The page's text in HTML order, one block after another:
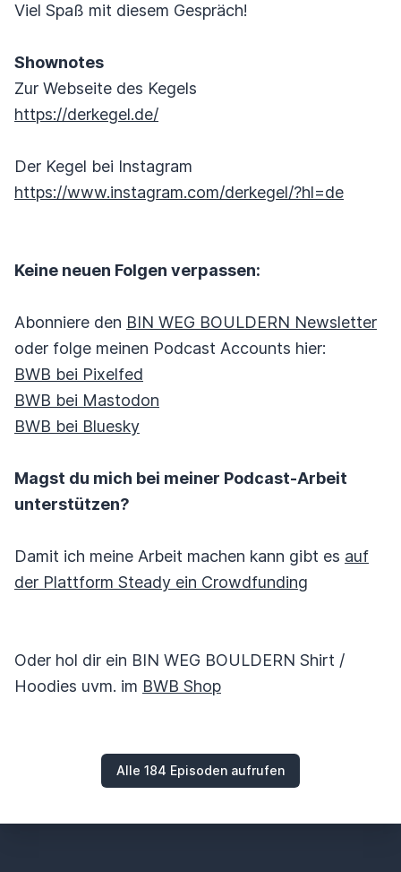
Viel Spaß mit diesem Gespräch!
Shownotes
Zur Webseite des Kegels
https://derkegel.de/
Der Kegel bei Instagram
https://www.instagram.com/derkegel/?hl=de
Keine neuen Folgen verpassen:
Abonniere den BIN WEG BOULDERN Newsletter
oder folge meinen Podcast Accounts hier:
BWB bei Pixelfed
BWB bei Mastodon
BWB bei Bluesky
Magst du mich bei meiner Podcast-Arbeit
unterstützen?
Damit ich meine Arbeit machen kann gibt es auf
der Plattform Steady ein Crowdfunding
Oder hol dir ein BIN WEG BOULDERN Shirt /
Hoodies uvm. im BWB Shop
Alle 184 Episoden aufrufen